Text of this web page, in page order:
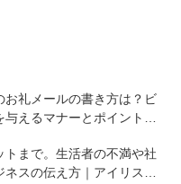
お礼メールの書き方は？ビ
えるマナーとポイントを
まで。生活者の不満や社
スの伝え方｜アイリスオ